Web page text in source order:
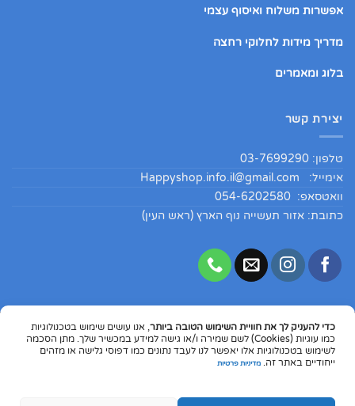
כדי להעניק לך את חוויית השימוש הטובה ביותר, אנו עושים שימוש בטכנולוגיות
כמו עוגיות (Cookies) לשם שמירה ו/או גישה למידע במכשיר שלך. מתן הסכמה
לשימוש בטכנולוגיות אלו יאפשר לנו לעבד נתונים כמו דפוסי גלישה או מזהים
ייחודיים באתר זה. מדיניות פרטיות
אפשרות משלוח ואיסוף עצמי
מדריך מידות לחלוקי רחצה
בלוג ומאמרים
יצירת קשר
טלפון: 03-7699290
אימייל: Happyshop.info.il@gmail.com
וואטסאפ: 054-6202580
כתובת: אזור תעשייה נוף הארץ (ראש העין)
Copyright 2026 ©HappyShopIL
Apple
Pay
Google
Pay
PayPal
Visa
MasterCard
Dinners
או לעשות בו שימוש כלשהו ללא קבלת הסכמה מפורשת ובכתב מבעלי האתר.